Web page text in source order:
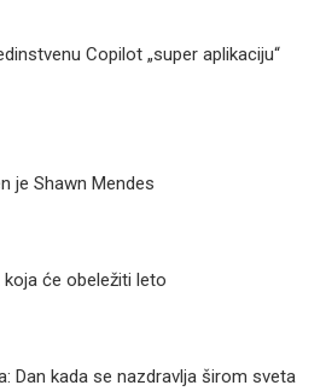
Copilot „super aplikaciju“
je Shawn Mendes
će obeležiti leto
Dan kada se nazdravlja širom sveta